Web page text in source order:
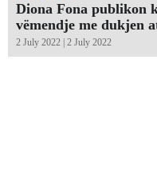
Diona Fona publikon
vëmendje me dukjen
2 July 2022 | 2 July 2022